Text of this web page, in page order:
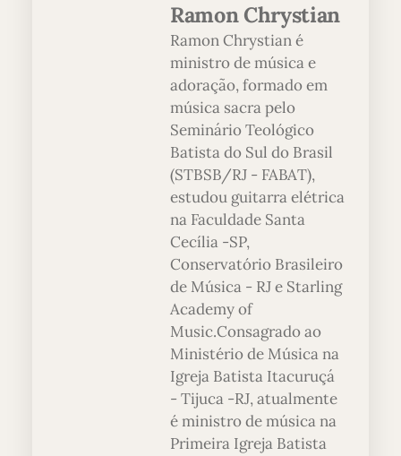
Ramon Chrystian
Ramon Chrystian é
ministro de música e
adoração, formado em
música sacra pelo
Seminário Teológico
Batista do Sul do Brasil
(STBSB/RJ - FABAT),
estudou guitarra elétrica
na Faculdade Santa
Cecília -SP,
Conservatório Brasileiro
de Música - RJ e Starling
Academy of
Music.Consagrado ao
Ministério de Música na
Igreja Batista Itacuruçá
- Tijuca -RJ, atualmente
é ministro de música na
Primeira Igreja Batista